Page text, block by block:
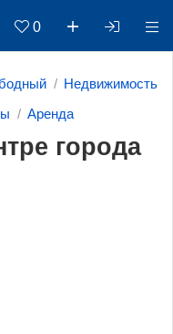
0
Недвижимость
Аренда
города